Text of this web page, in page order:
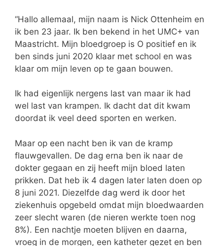
“Hallo allemaal, mijn naam is Nick Ottenheim en
ik ben 23 jaar. Ik ben bekend in het UMC+ van
Maastricht. Mijn bloedgroep is O positief en ik
ben sinds juni 2020 klaar met school en was
klaar om mijn leven op te gaan bouwen.
Ik had eigenlijk nergens last van maar ik had
wel last van krampen. Ik dacht dat dit kwam
doordat ik veel deed sporten en werken.
Maar op een nacht ben ik van de kramp
flauwgevallen. De dag erna ben ik naar de
dokter gegaan en zij heeft mijn bloed laten
prikken. Dat heb ik 4 dagen later laten doen op
8 juni 2021. Diezelfde dag werd ik door het
ziekenhuis opgebeld omdat mijn bloedwaarden
zeer slecht waren (de nieren werkte toen nog
8%). Een nachtje moeten blijven en daarna,
vroeg in de morgen, een katheter gezet en ben